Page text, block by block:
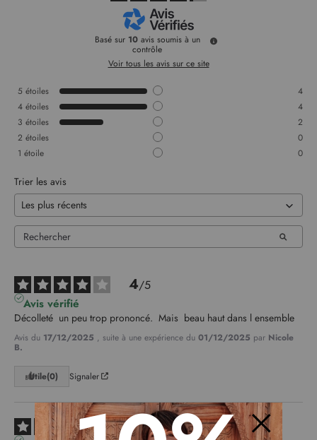
Basé sur 10 avis soumis à un
contrôle
Voir tous les avis sur ce site
5 étoiles
4
4 étoiles
4
3 étoiles
2
2 étoiles
0
1 étoile 0
Trier les avis
4/5
Avis vérifié
Décolleté  un peu trop prononcé.  Mais  beau haut dans l ensemble
Avis du 17/12/2025 , suite à une expérience du 01/12/2025 par Nicole
B.
Utile(0) Signaler
4/5